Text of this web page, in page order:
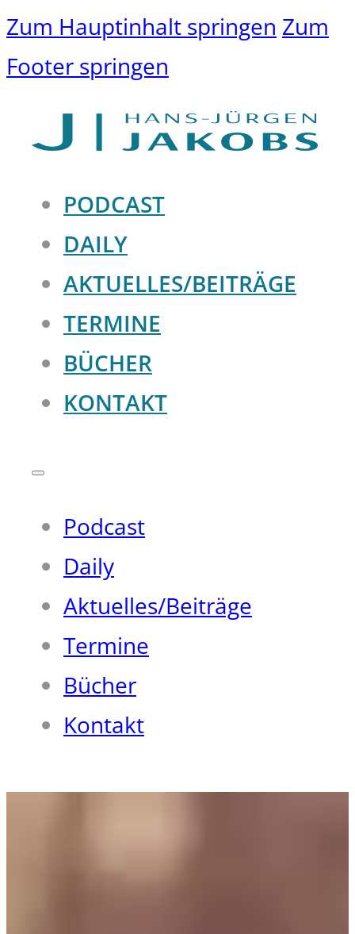
Zum Hauptinhalt springen Zum
Footer springen
PODCAST
DAILY
AKTUELLES/BEITRÄGE
TERMINE
BÜCHER
KONTAKT
Podcast
Daily
Aktuelles/Beiträge
Termine
Bücher
Kontakt